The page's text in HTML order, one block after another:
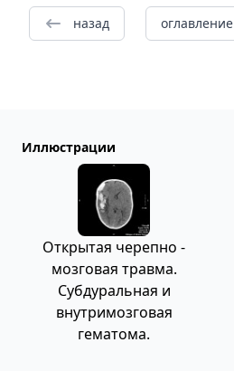
назад оглавление
Иллюстрации
Открытая черепно -
мозговая травма.
Субдуральная и
внутримозговая
гематома.